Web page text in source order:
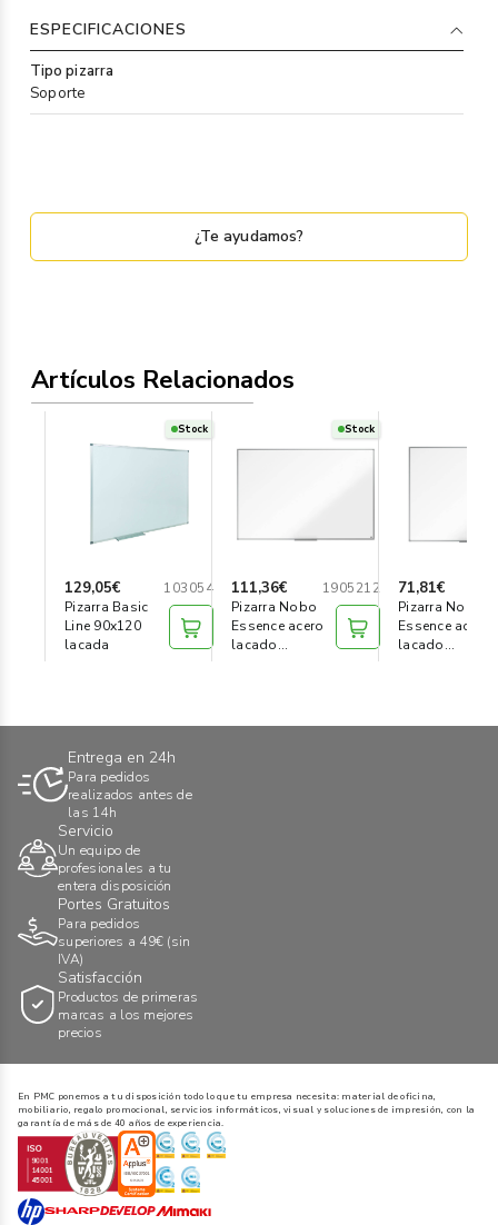
ESPECIFICACIONES
Tipo pizarra
Soporte
¿Te ayudamos?
Artículos Relacionados
Stock
129,05€
103054
Pizarra Basic
Line 90x120
lacada
Stock
111,36€
1905212
Pizarra Nobo
Essence acero
lacado
71,81€
Pizarra Nobo
Essence acero
lacado
Entrega en 24h
Para pedidos
realizados antes de
las 14h
Servicio
Un equipo de
profesionales a tu
entera disposición
Portes Gratuitos
Para pedidos
superiores a 49€ (sin
IVA)
Satisfacción
Productos de primeras
marcas a los mejores
precios
En PMC ponemos a tu disposición todo lo que tu empresa necesita: material de oficina,
mobiliario, regalo promocional, servicios informáticos, visual y soluciones de impresión, con la
garantía de más de 40 años de experiencia.